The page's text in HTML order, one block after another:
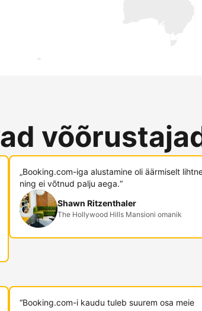
„Booking.com-iga alustamine oli äärmiselt
ning ei võtnud palju aega.“
Shawn Ritzenthaler
The Hollywood Hills Mansioni omanik
“Booking.com-i kaudu tuleb suurem osa meie